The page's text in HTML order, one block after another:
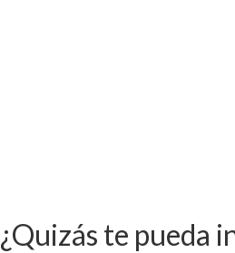
¿Quizás te pueda